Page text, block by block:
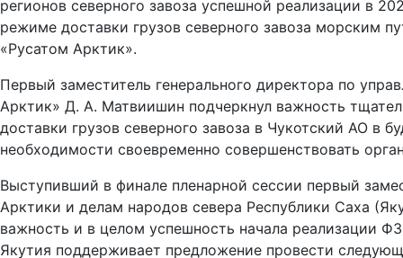
регионов северного завоза успешной реализации в
режиме доставки грузов северного завоза морским
«Русатом Арктик».
Первый заместитель генерального директора по
Арктик» Д. А. Матвиишин подчеркнул важность
доставки грузов северного завоза в Чукотский АО в
необходимости своевременно совершенствовать
Выступивший в финале пленарной сессии первый
Арктики и делам народов севера Республики Саха
важность и в целом успешность начала реализации
Якутия поддерживает предложение провести